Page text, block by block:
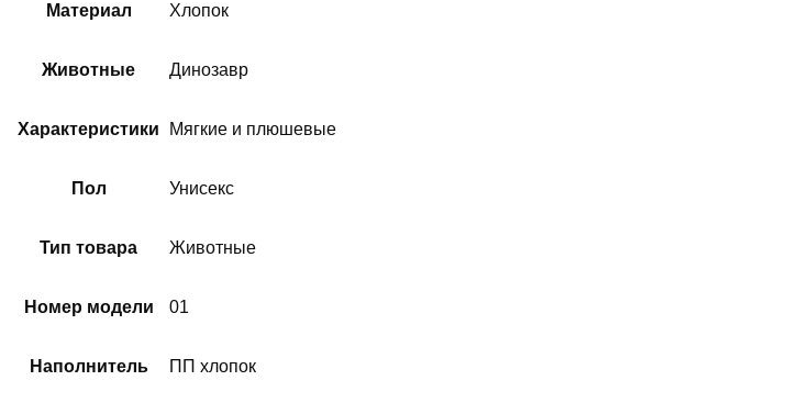
Материал Хлопок
Животные Динозавр
Характеристики Мягкие и плюшевые
Пол Унисекс
Тип товара Животные
Номер модели 01
Наполнитель ПП хлопок